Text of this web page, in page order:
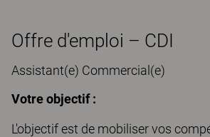
Offre d'emploi – CDI
Assistant(e) Commercial(e)
Votre objectif :
L'objectif est de mobiliser vos